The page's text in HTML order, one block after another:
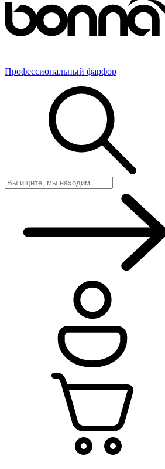
Профессиональный фарфор